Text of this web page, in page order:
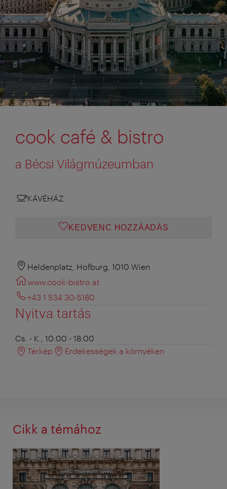
cook café & bistro
a Bécsi Világmúzeumban
KÁVÉHÁZ
KEDVENC HOZZÁADÁS
Heldenplatz, Hofburg, 1010 Wien
www.cook-bistro.at
+43 1 534 30-5180
Nyitva tartás
Cs. - K., 10:00 - 18:00
Térkép
Érdekességek a környéken
Cikk a témához